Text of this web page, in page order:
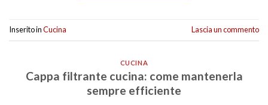
Inserito inCucina Lascia un commento
CUCINA
Cappa filtrante cucina: come mantenerla
sempre efficiente